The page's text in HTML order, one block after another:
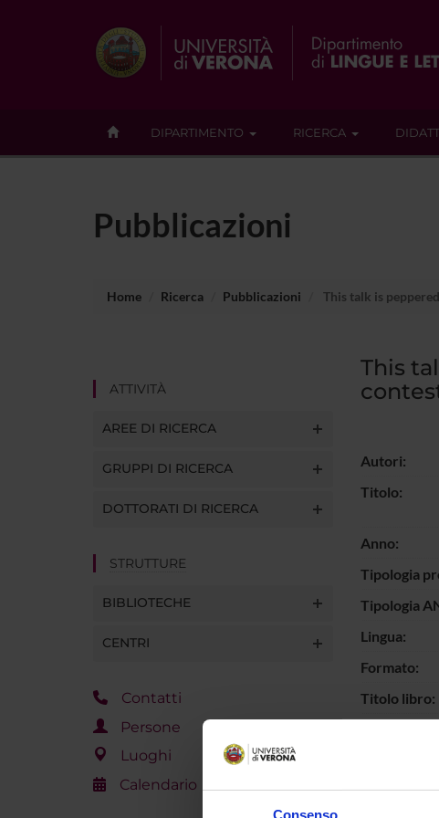
Consenso
DIPARTIMENTO RICERCA
Pubblicazioni
Home Ricerca Pubblicazioni This talk is
ATTIVITÀ
AREE DI RICERCA
GRUPPI DI RICERCA
DOTTORATI DI RICERCA
STRUTTURE
BIBLIOTECHE
CENTRI
Contatti
Persone
Luoghi
Calendario
This
Autori:
Titolo:
Anno:
Tipologia
Tipologia
Lingua:
Formato:
Titolo libro:
Intervallo